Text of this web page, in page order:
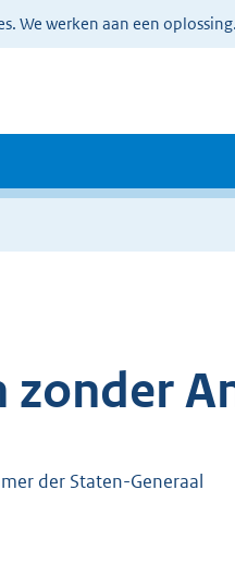
We werken aan een
zonder
der Staten-Generaal